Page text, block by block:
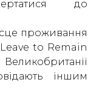
до
проживання
to Remain
іншим